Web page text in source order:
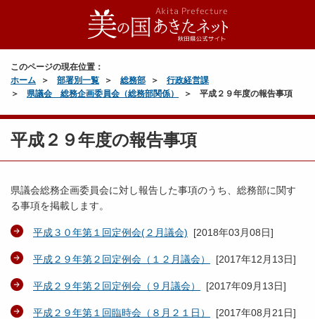
このページの現在位置：
ホーム
部署別一覧 総務部
行政経営課
県議会 総務企画委員会（総務部関係）
平成２９年度の報告事項
平成２９年度の報告事項
県議会総務企画委員会に対し報告した事項のうち、総務部に関す
る事項を掲載します。
平成３０年第１回定例会(２月議会) [2018年03月08日]
平成２９年第２回定例会（１２月議会） [2017年12月13日]
平成２９年第２回定例会（９月議会） [2017年09月13日]
平成２９年第１回臨時会（８月２１日） [2017年08月21日]